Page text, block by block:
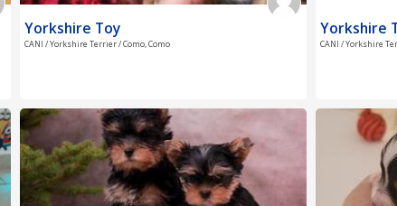
Yorkshire Toy
CANI / Yorkshire Terrier / Como, Como
Yorkshire
CANI / Yorkshire